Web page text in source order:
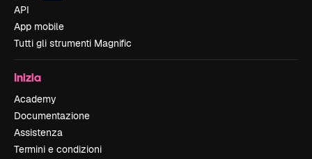
API
App mobile
Tutti gli strumenti Magnific
Inizia
Academy
Documentazione
Assistenza
Termini e condizioni